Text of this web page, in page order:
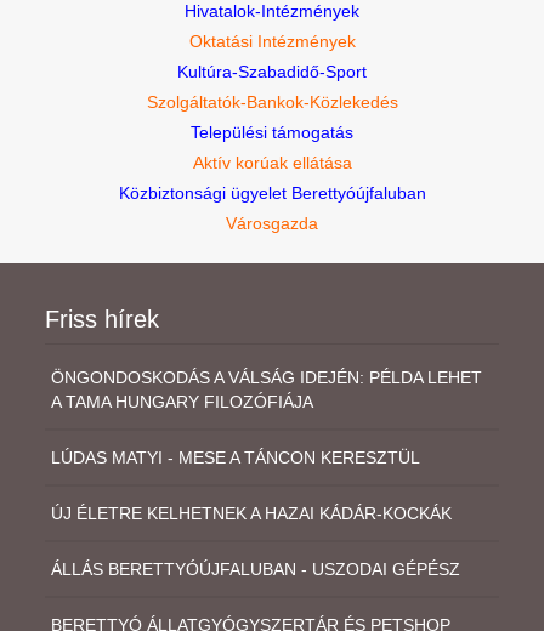
Hivatalok-Intézmények
Oktatási Intézmények
Kultúra-Szabadidő-Sport
Szolgáltatók-Bankok-Közlekedés
Települési támogatás
Aktív korúak ellátása
Közbiztonsági ügyelet Berettyóújfaluban
Városgazda
Friss hírek
ÖNGONDOSKODÁS A VÁLSÁG IDEJÉN: PÉLDA LEHET
A TAMA HUNGARY FILOZÓFIÁJA
LÚDAS MATYI - MESE A TÁNCON KERESZTÜL
ÚJ ÉLETRE KELHETNEK A HAZAI KÁDÁR-KOCKÁK
ÁLLÁS BERETTYÓÚJFALUBAN - USZODAI GÉPÉSZ
BERETTYÓ ÁLLATGYÓGYSZERTÁR ÉS PETSHOP